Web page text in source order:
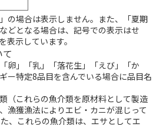
の場合は表示しません。また、「夏期
どとなる場合は、記号での表示はせ
表示しています。
卵」「乳」「落花生」「えび」「か
ー特定8品目を含んでいる場合に品目名
（これらの魚介類を原材料として製造
漁獲漁法によりエビ・カニが混じって
、これらの魚介類は、エサとしてエ